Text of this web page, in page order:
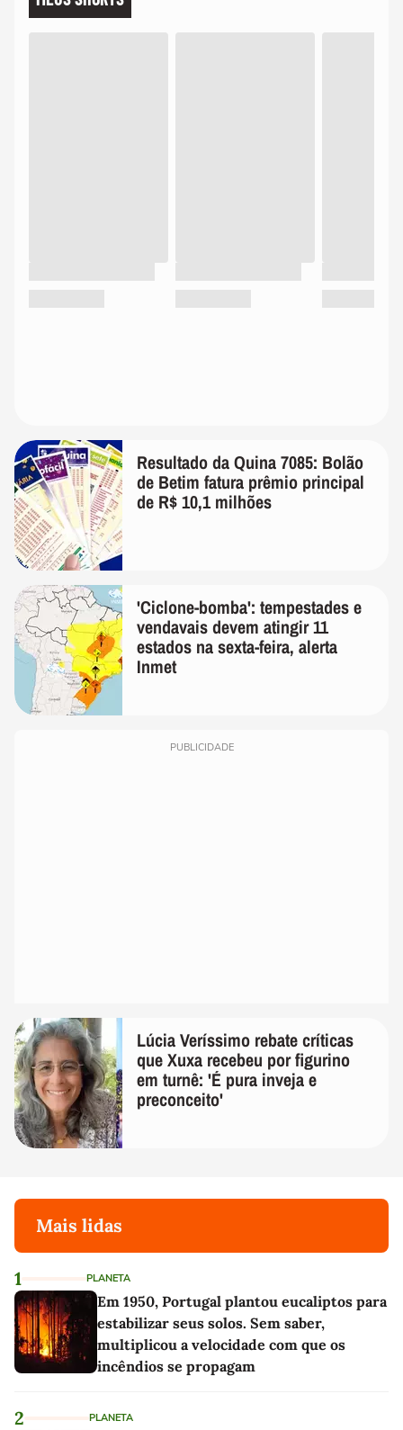
Resultado da Quina 7085: Bolão
de Betim fatura prêmio principal
de R$ 10,1 milhões
'Ciclone-bomba': tempestades e
vendavais devem atingir 11
estados na sexta-feira, alerta
Inmet
PUBLICIDADE
Lúcia Veríssimo rebate críticas
que Xuxa recebeu por figurino
em turnê: 'É pura inveja e
preconceito'
Mais lidas
1 PLANETA
Em 1950, Portugal plantou eucaliptos para
estabilizar seus solos. Sem saber,
multiplicou a velocidade com que os
incêndios se propagam
2 PLANETA